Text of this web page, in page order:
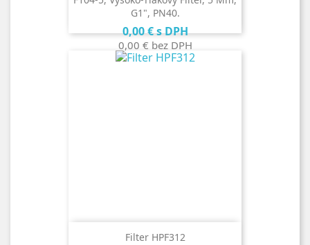
G1", PN40.
Cena
0,00 €s DPH
0,00 € bez DPH
Filter HPF312